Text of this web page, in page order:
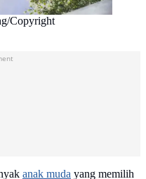
Copyright
anak muda yang memilih